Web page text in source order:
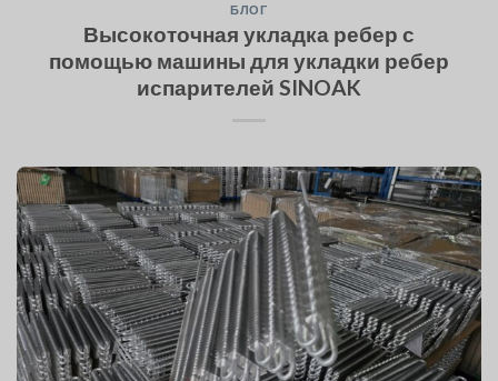
БЛОГ
Высокоточная укладка ребер с
помощью машины для укладки ребер
испарителей SINOAK